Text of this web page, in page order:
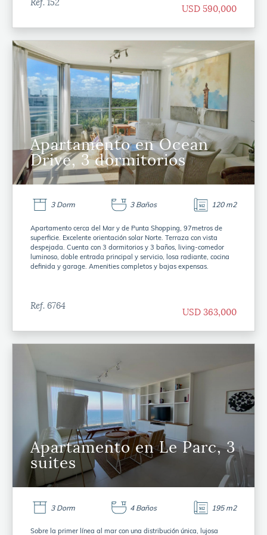
Ref. 152
USD 590,000
Apartamento en Ocean
Drive, 3 dormitorios
3 Dorm 3 Baños 120 m2
Apartamento cerca del Mar y de Punta Shopping, 97metros de
superficie. Excelente orientación solar Norte. Terraza con vista
despejada. Cuenta con 3 dormitorios y 3 baños, living-comedor
luminoso, doble entrada principal y servicio, losa radiante, cocina
definida y garage. Amenities completos y bajas expensas.
Ref. 6764
USD 363,000
Apartamento en Le Parc, 3
suites
3 Dorm 4 Baños 195 m2
Sobre la primer línea al mar con una distribución única, lujosa